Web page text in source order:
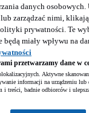
aplikacje w twoim
danych
zarządzać nimi,
prywatności. Te
miały wpływu na
przetwarzamy dane w
Aktywne
informacji na urządzeniu lub
treści, badnie odbiorców i